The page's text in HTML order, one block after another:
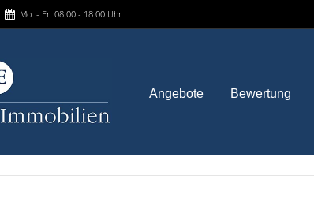
Mo. - Fr. 08.00 - 18.00 Uhr
Angebote Bewertung